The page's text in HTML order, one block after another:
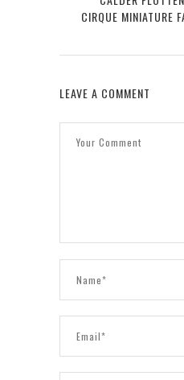
CIRQUE MINIATURE
LEAVE A COMMENT